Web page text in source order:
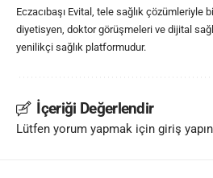
Eczacıbaşı Evital, tele sağlık çözümleriyle
diyetisyen, doktor görüşmeleri ve dijital
yenilikçi sağlık platformudur.
İçeriği Değerlendir
Lütfen yorum yapmak için giriş